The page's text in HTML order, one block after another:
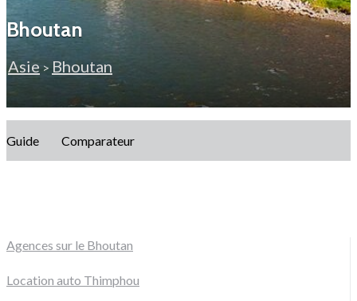
Bhoutan
Asie> Bhoutan
Guide Comparateur
Agences sur le Bhoutan
Location auto Thimphou